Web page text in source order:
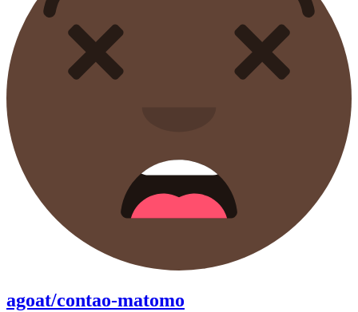
agoat/contao-matomo